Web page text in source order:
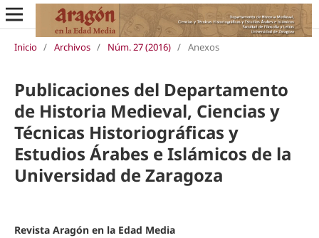
Inicio / Archivos / Núm. 27 (2016) / Anexos
Publicaciones del Departamento
de Historia Medieval, Ciencias y
Técnicas Historiográficas y
Estudios Árabes e Islámicos de la
Universidad de Zaragoza
Revista Aragón en la Edad Media